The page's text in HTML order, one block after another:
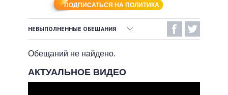
ОБЗОРЫ
ДАЙДЖЕСТЫ
ПРЕЗИДЕНТ И ОФИС
ВЕРХОВНАЯ РАДА
КАБИНЕТ МИНИСТРОВ
ГЛАВЫ ОБЛАДМИНИСТРАЦИЙ
ВИДЕО
ПОДДЕРЖАТЬ
СРАВНЕНИЕ ПОЛИТИКОВ
ПОДПИСАТЬСЯ НА ПОЛИТИКА
НЕВЫПОЛНЕННЫЕ ОБЕЩАНИЯ
ОБЕЩАНИЯ В ПРОЦЕССЕ
Обещаний не найдено.
АКТУАЛЬНОЕ ВИДЕО